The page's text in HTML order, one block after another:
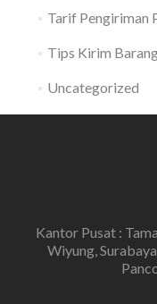
Tarif Pengiriman
Tips Kirim
Uncategorized
Kantor Pusat :
Wiyung,